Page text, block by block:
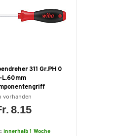
311 Gr.PH 0
L.60mm
vorhanden
8.15
innerhalb 1 Woche